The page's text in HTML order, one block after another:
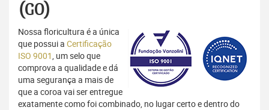
(GO)
Nossa floricultura é a única
que possui a Certificação
ISO 9001, um selo que
comprova a qualidade e dá
uma segurança a mais de
que a coroa vai ser entregue
exatamente como foi combinado, no lugar certo e dentro do